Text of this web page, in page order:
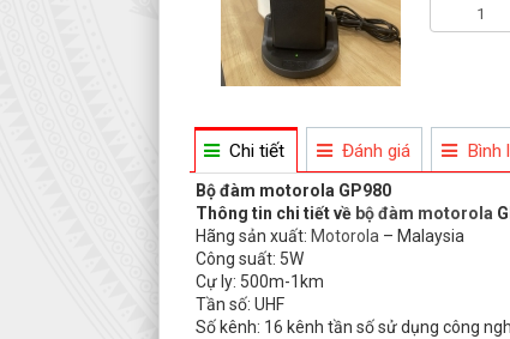
Chi tiết Đánh giá Bình
Bộ đàm motorola GP980
Thông tin chi tiết về bộ đàm motorola
Hãng sản xuất: Motorola – Malaysia
Công suất: 5W
Cự ly: 500m-1km
Tần số: UHF
Số kênh: 16 kênh tần số sử dụng công